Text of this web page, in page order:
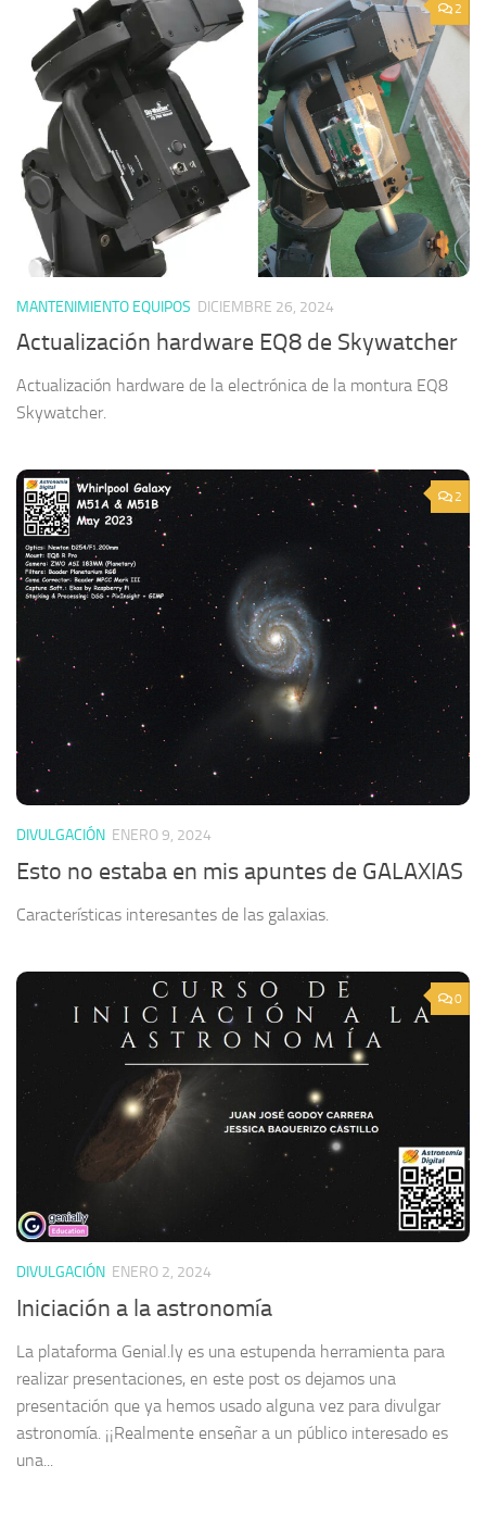
2
MANTENIMIENTO EQUIPOS DICIEMBRE 26, 2024
Actualización hardware EQ8 de Skywatcher
Actualización hardware de la electrónica de la montura EQ8
Skywatcher.
2
DIVULGACIÓN ENERO 9, 2024
Esto no estaba en mis apuntes de GALAXIAS
Características interesantes de las galaxias.
0
DIVULGACIÓN ENERO 2, 2024
Iniciación a la astronomía
La plataforma Genial.ly es una estupenda herramienta para
realizar presentaciones, en este post os dejamos una
presentación que ya hemos usado alguna vez para divulgar
astronomía. ¡¡Realmente enseñar a un público interesado es
una...